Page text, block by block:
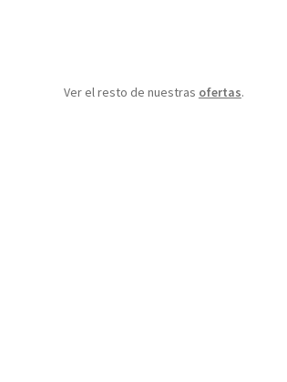
Ver el resto de nuestras ofertas.